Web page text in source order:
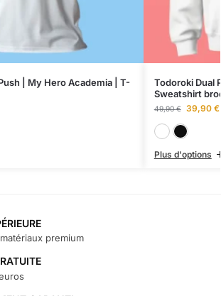
| My Hero Academia | T-
Todoroki Dual
Sweatshirt
49,90€ 39,90 €
Plus d'options
premium